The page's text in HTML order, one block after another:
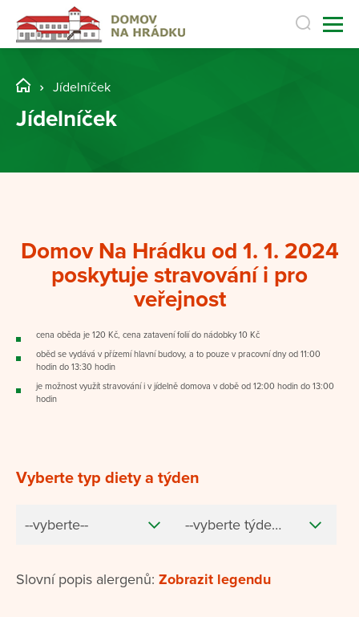
Jídelníček
Jídelníček
Domov Na Hrádku od 1. 1. 2024
poskytuje stravování i pro
veřejnost
cena oběda je 120 Kč, cena zatavení folií do nádobky 10 Kč
oběd se vydává v přízemí hlavní budovy, a to pouze v pracovní dny od 11:00
hodin do 13:30 hodin
je možnost využít stravování i v jídelně domova v době od 12:00 hodin do 13:00
hodin
Vyberte typ diety a týden
--vyberte-- --vyberte týden--
Slovní popis alergenů: Zobrazit legendu